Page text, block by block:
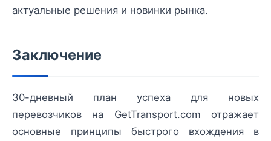
актуальные решения и новинки рынка.
Заключение
30-дневный план успеха для новых
перевозчиков на GetTransport.com отражает
основные принципы быстрого вхождения в